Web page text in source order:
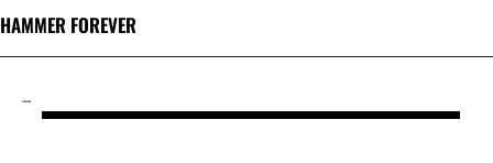
HAMMER FOREVER